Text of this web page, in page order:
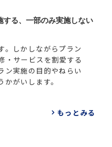
する、一部のみ実施しない
。しかしながらプラン
・サービスを割愛する
ン実施の目的やねらい
がいします。
もっとみる